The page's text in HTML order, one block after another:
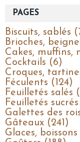
PAGES
Biscuits, sablés
Brioches,
Cakes, muffins,
Cocktails (6)
Croques,
Féculents (124)
Feuilletés salés
Feuilletés
Galettes des
Gâteaux (241)
Glaces,